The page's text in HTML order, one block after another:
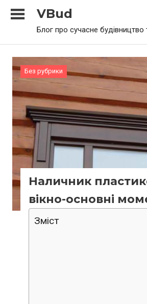
VBud
Блог про сучасне будівництво
Без рубрики
Наличник
вікно-основні
Зміст